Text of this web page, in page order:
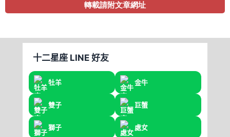
轉載請附文章網址